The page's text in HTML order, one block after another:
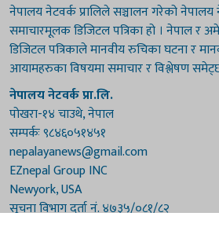
नेपालय नेटवर्क प्रालिले सञ्चालन गरेको
समाचारमूलक डिजिटल पत्रिका हो । नेपाल र
डिजिटल पत्रिकाले मानवीय रुचिका घटना र
आयामहरुका विषयमा समाचार र विश्लेषण
नेपालय नेटवर्क प्रा.लि.
पोखरा-१४ चाउथे, नेपाल
सम्पर्कः ९८४६०५१४५१
nepalayanews@gmail.com
EZnepal Group INC
Newyork, USA
सूचना विभाग दर्ता नं. ४७३५/०८१/८२